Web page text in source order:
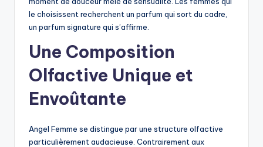
le choisissent recherchent un parfum qui sort du cadre,
un parfum signature qui s’affirme.
Une Composition
Olfactive Unique et
Envoûtante
Angel Femme se distingue par une structure olfactive
particulièrement audacieuse. Contrairement aux